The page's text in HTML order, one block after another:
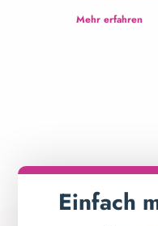
Mehr erfahren
Einfach